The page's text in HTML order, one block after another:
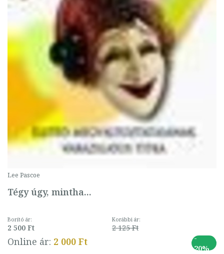
Lee Pascoe
Tégy úgy, mintha...
Borító ár:
2 500 Ft
Korábbi ár:
2 125 Ft
Online ár: 2 000 Ft
-
20%